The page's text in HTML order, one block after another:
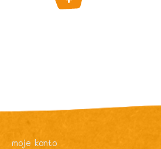
moje konto